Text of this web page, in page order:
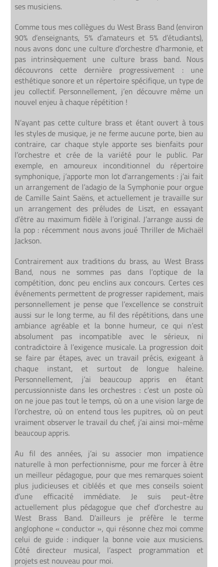
ses musiciens.
Comme tous mes collègues du West Brass Band (environ
90% d’enseignants, 5% d’amateurs et 5% d’étudiants),
nous avons donc une culture d’orchestre d’harmonie, et
pas intrinsèquement une culture brass band. Nous
découvrons cette dernière progressivement : une
esthétique sonore et un répertoire spécifique, un type de
jeu collectif. Personnellement, j’en découvre même un
nouvel enjeu à chaque répétition !
N’ayant pas cette culture brass et étant ouvert à tous
les styles de musique, je ne ferme aucune porte, bien au
contraire, car chaque style apporte ses bienfaits pour
l’orchestre et crée de la variété pour le public. Par
exemple, en amoureux inconditionnel du répertoire
symphonique, j’apporte mon lot d’arrangements : j’ai fait
un arrangement de l’adagio de la Symphonie pour orgue
de Camille Saint Saëns, et actuellement je travaille sur
un arrangement des préludes de Liszt, en essayant
d’être au maximum fidèle à l’original. J’arrange aussi de
la pop : récemment nous avons joué Thriller de Michaël
Jackson.
Contrairement aux traditions du brass, au West Brass
Band, nous ne sommes pas dans l’optique de la
compétition, donc peu enclins aux concours. Certes ces
événements permettent de progresser rapidement, mais
personnellement je pense que l’excellence se construit
aussi sur le long terme, au fil des répétitions, dans une
ambiance agréable et la bonne humeur, ce qui n’est
absolument pas incompatible avec le sérieux, ni
contradictoire à l’exigence musicale. La progression doit
se faire par étapes, avec un travail précis, exigeant à
chaque instant, et surtout de longue haleine.
Personnellement, j’ai beaucoup appris en étant
percussionniste dans les orchestres : c’est un poste où
on ne joue pas tout le temps, où on a une vision large de
l’orchestre, où on entend tous les pupitres, où on peut
vraiment observer le travail du chef, j’ai ainsi moi-même
beaucoup appris.
Au fil des années, j’ai su associer mon impatience
naturelle à mon perfectionnisme, pour me forcer à être
un meilleur pédagogue, pour que mes remarques soient
plus judicieuses et cibléés et que mes conseils soient
d’une efficacité immédiate. Je suis peut-être
actuellement plus pédagogue que chef d’orchestre au
West Brass Band. D’ailleurs je préfère le terme
anglophone « conductor », qui résonne chez moi comme
celui de guide : indiquer la bonne voie aux musiciens.
Côté directeur musical, l’aspect programmation et
projets est nouveau pour moi.